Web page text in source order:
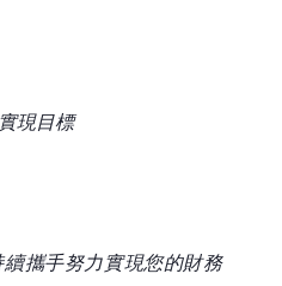
現目標
攜手努力實現您的財務